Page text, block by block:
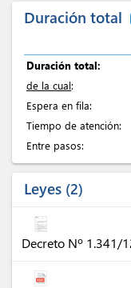
Duración total
Duración total:
de la cual:
Espera en fila:
Tiempo de atención:
Entre pasos:
Leyes 2
Decreto Nº 1.341/